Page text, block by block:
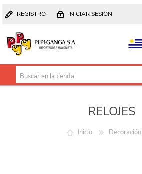
REGISTRO INICIAR SESIÓN
RELOJES
Inicio Decoración